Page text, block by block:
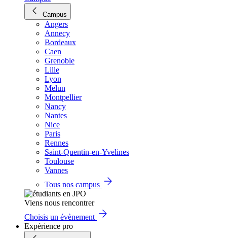
Campus
Angers
Annecy
Bordeaux
Caen
Grenoble
Lille
Lyon
Melun
Montpellier
Nancy
Nantes
Nice
Paris
Rennes
Saint-Quentin-en-Yvelines
Toulouse
Vannes
Tous nos campus
Viens nous rencontrer
Choisis un évènement
Expérience pro